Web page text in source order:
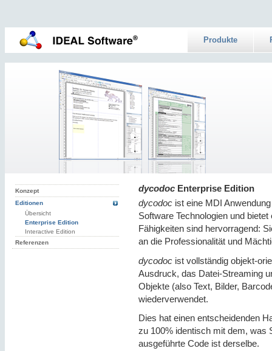
Produkte
Konzept
Editionen
Übersicht
Enterprise Edition
Interactive Edition
Referenzen
dycodoc Enterprise Edition
dycodoc ist eine MDI
Software Technologien und
Fähigkeiten sind hervorragend:
an die Professionalität und
dycodoc ist vollständig objekt-
Ausdruck, das Datei-Streaming
Objekte (also Text, Bilder,
wiederverwendet.
Dies hat einen entscheidenden
zu 100% identisch mit dem, was
ausgeführte Code ist derselbe.